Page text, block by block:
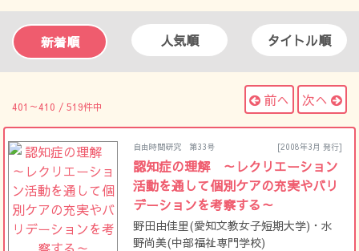
新着順 人気順 タイトル順
401～410 / 519件中 前へ 次へ
自由時間研究 第33号 [2008年3月 発行]
認知症の理解 ～レクリエーション
活動を通して個別ケアの充実やバリ
デーションを考察する～
野田由佳里(愛知文教女子短期大学)・水
野尚美(中部福祉専門学校)